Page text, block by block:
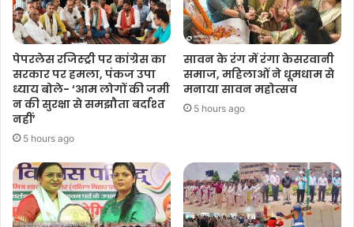
पेपरलेस रजिस्ट्री पर कांग्रेस का
सरकार पर हमला, पंकज उपा
ध्याय बोले- ‘आम लोगों की जमी
न की सुरक्षा से समझौता बर्दाश्त
नहीं’
5 hours ago
सावन के रंग में रंगा केसरवानी
समाज, महिलाओं ने धूमधाम से
मनाया सावन महोत्सव
5 hours ago